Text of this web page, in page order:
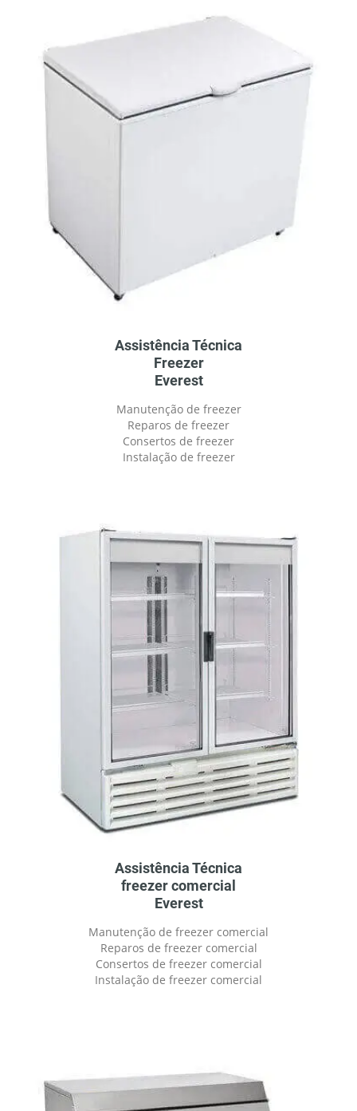
Assistência Técnica
Freezer
Everest
Manutenção de freezer
Reparos de freezer
Consertos de freezer
Instalação de freezer
Assistência Técnica
freezer comercial
Everest
Manutenção de freezer comercial
Reparos de freezer comercial
Consertos de freezer comercial
Instalação de freezer comercial